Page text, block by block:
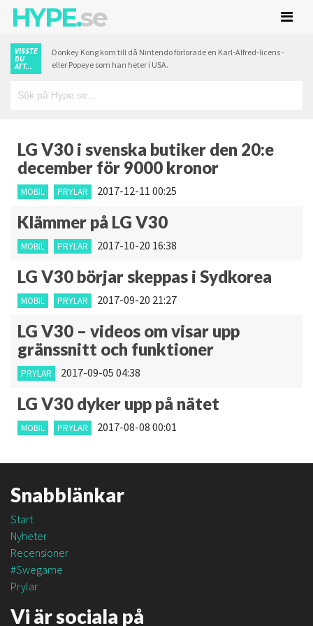
HYPE.se
VISSTE
DU
ATT...
Donkey Kong kom till då Nintendo förlorade en Karl-Alfred-licens -
eller Popeye som han heter i USA.
LG V30 i svenska butiker den 20:e
december för 9000 kronor
MOBIL PRYLAR 2017-12-11 00:25
Klämmer på LG V30
MOBIL PRYLAR 2017-10-20 16:38
LG V30 börjar skeppas i Sydkorea
MOBIL PRYLAR 2017-09-20 21:27
LG V30 – videos om visar upp
gränssnitt och funktioner
PRYLAR 2017-09-05 04:38
LG V30 dyker upp på nätet
MOBIL PRYLAR 2017-08-08 00:01
Snabblänkar
Start
Nyheter
Recensioner
#Swegame
Prylar
Vi är sociala på